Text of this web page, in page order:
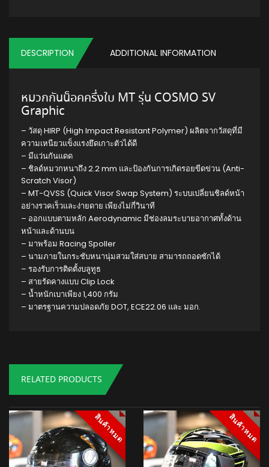
DESCRIPTION ADDITIONAL INFORMATION
หมวกกันน็อคครึ่งใบ MT รุ่น COSMO SV
Graphic
– วัสดุ HIRP (High Impact Resistant Polymer) ผลิตจากวัสดุที่มี
ความเหนียวแข็งแรงยึดเกาะตัวได้ดี
– มีแว่นกันแดด
– ชิลด์หมวกหนาถึง 2.2 mm และป้องกันการเกิดรอยขีดข่วน (Anti-
Scratch Visor)
– MT-QVSS (Quick Visor Swap System) ระบบเปลี่ยนชิลด์หน้า
อย่างรวคเร็วและง่ายดาย เพียงไม่กี่วินาที
– ออกแบบตามหลัก Aerodynamic มีช่องลมระบายอากาศทั้งด้าน
หน้าและด้านบน
– มาพร้อม Racing Spoller
– นามภายในกระชับหนานุ่มสวมใส่สบาย สามารถถอดซักได้
– รองรับการติดตั้งบลูทูธ
– สายรัดคางแบบ Clip Lock
– น้ำหนักเบาเพียง 1,400 กรัม
– มาตรฐานความปลอดภัย DOT, ECE22.06 และ มอก.
RELATED PRODUCTS
สินค้าหมด
สินค้าหมด สินค้าหมด
สินค้าหมด